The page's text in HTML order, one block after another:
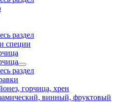
раздел
специи
раздел
горчица, хрен
винный, фруктовый